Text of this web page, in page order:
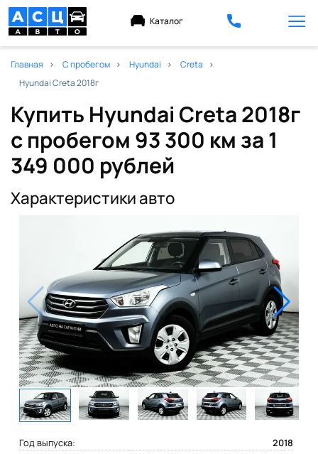
Каталог
Главная С пробегом Hyundai
Creta
Hyundai Creta 2018г
Купить Hyundai Creta 2018г
с пробегом 93 300 км за 1
349 000 рублей
Характеристики авто
Год выпуска:
2018